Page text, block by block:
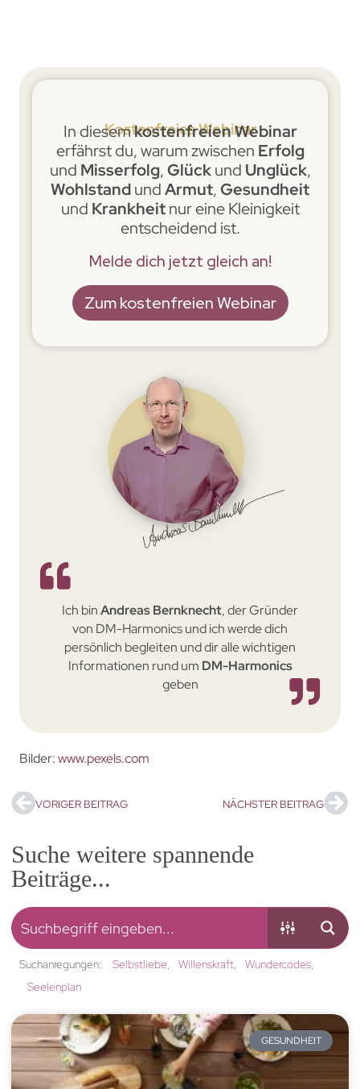
Kostenfreies Webinar
In diesemkostenfreien Webinar
erfährst du, warum zwischen Erfolg
und Misserfolg,Glückund Unglück,
WohlstandundArmut,Gesundheit
und Krankheitnur eine Kleinigkeit
entscheidend ist.
Melde dich jetzt gleich an!
Zum kostenfreien Webinar
Ich binAndreas Bernknecht, der Gründer
von DM-Harmonics und ich werde dich
persönlich begleiten und dir alle wichtigen
Informationen rund um DM-Harmonics
geben
Bilder:www.pexels.com
VORIGER BEITRAG NÄCHSTER BEITRAG
Suche weitere spannende
Beiträge...
Suchanregungen: Selbstliebe Willenskraft
Wundercodes
Seelenplan
GESUNDHEIT